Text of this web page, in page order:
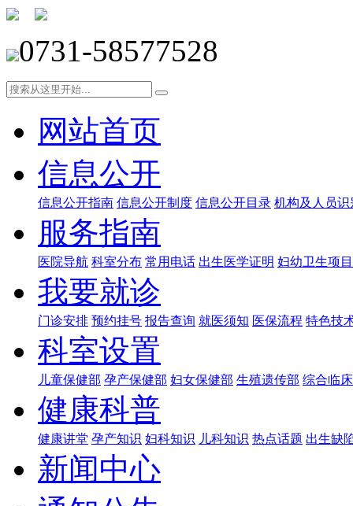
0731-58577528
网站首页
信息公开
信息公开指南 信息公开制度 信息公开目录 机构及人员识
服务指南
医院导航 科室分布 常用电话 出生医学证明 妇幼卫生项目
我要就诊
门诊安排 预约挂号 报告查询 就医须知 医保流程 特色技
科室设置
儿童保健部 孕产保健部 妇女保健部 生殖遗传部 综合临
健康科普
健康讲堂 孕产知识 妇科知识 儿科知识 热点话题 出生缺
新闻中心